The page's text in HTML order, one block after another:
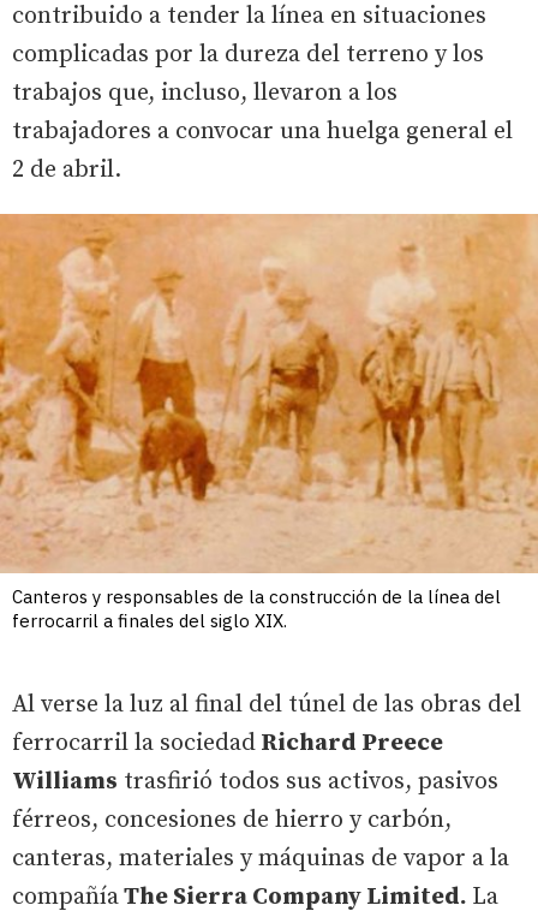
contribuido a tender la línea en situaciones
complicadas por la dureza del terreno y los
trabajos que, incluso, llevaron a los
trabajadores a convocar una huelga general el
2 de abril.
Canteros y responsables de la construcción de la línea del
ferrocarril a finales del siglo XIX.
Al verse la luz al final del túnel de las obras del
ferrocarril la sociedad Richard Preece
Williams trasfirió todos sus activos, pasivos
férreos, concesiones de hierro y carbón,
canteras, materiales y máquinas de vapor a la
compañíaThe Sierra Company Limited. La